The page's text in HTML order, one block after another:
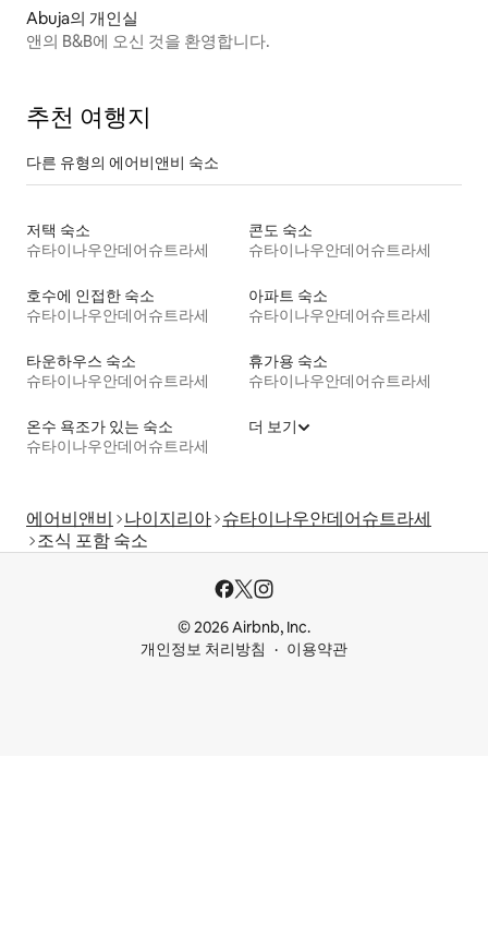
Abuja의 개인실
앤의 B&B에 오신 것을 환영합니다.
추천 여행지
다른 유형의 에어비앤비 숙소
저택 숙소
슈타이나우안데어슈트라세
콘도 숙소
슈타이나우안데어슈트라세
호수에 인접한 숙소
슈타이나우안데어슈트라세
아파트 숙소
슈타이나우안데어슈트라세
타운하우스 숙소
슈타이나우안데어슈트라세
휴가용 숙소
슈타이나우안데어슈트라세
온수 욕조가 있는 숙소
슈타이나우안데어슈트라세
더 보기
에어비앤비 나이지리아 슈타이나우안데어슈트라세
조식 포함 숙소
© 2026 Airbnb, Inc.
개인정보 처리방침
이용약관